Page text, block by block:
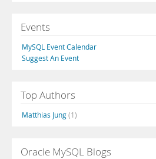
Events
MySQL Event Calendar
Suggest An Event
Top Authors
Matthias Jung(1)
Oracle MySQL Blogs